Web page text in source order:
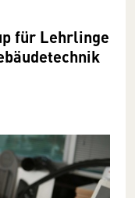
für Lehrlinge